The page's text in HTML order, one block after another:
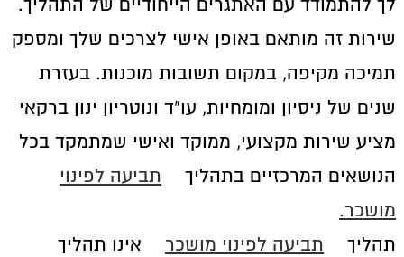
לך להתמודד עם האתגרים הייחודיים של התהליך.
שירות זה מותאם באופן אישי לצרכים שלך ומספק
תמיכה מקיפה, במקום תשובות מוכנות. בעזרת
שנים של ניסיון ומומחיות, עו"ד ונוטריון ינון ברקאי
מציע שירות מקצועי, ממוקד ואישי שמתמקד בכל
הנושאים המרכזיים בתהליך
תביעה לפינוי
מושכר.
תהליך
תביעה לפינוי מושכר
אינו תהליך